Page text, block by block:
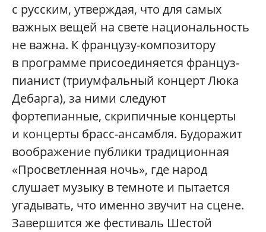
с русским, утверждая, что для самых
важных вещей на свете национальность
не важна. К французу-композитору
в программе присоединяется француз-
пианист (триумфальный концерт Люка
Дебарга), за ними следуют
фортепианные, скрипичные концерты
и концерты брасс-ансамбля. Будоражит
воображение публики традиционная
«Просветленная ночь», где народ
слушает музыку в темноте и пытается
угадывать, что именно звучит на сцене.
Завершится же фестиваль Шестой